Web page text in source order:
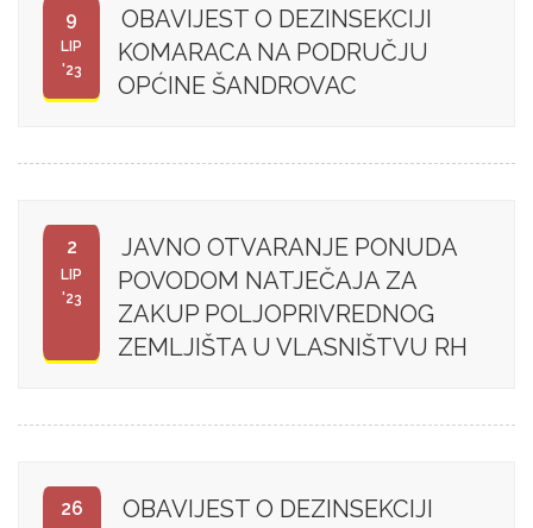
9
LIP
'23
OBAVIJEST O DEZINSEKCIJI
KOMARACA NA PODRUČJU
OPĆINE ŠANDROVAC
2
LIP
'23
JAVNO OTVARANJE PONUDA
POVODOM NATJEČAJA ZA
ZAKUP POLJOPRIVREDNOG
ZEMLJIŠTA U VLASNIŠTVU RH
26
OBAVIJEST O DEZINSEKCIJI